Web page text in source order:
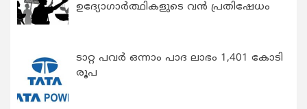
ഉദ്യോഗാര്‍ത്ഥികളുടെ വന്‍ പ്രതിഷേധം
ടാറ്റ പവർ ഒന്നാം പാദ ലാഭം 1,401 കോടി
രൂപ